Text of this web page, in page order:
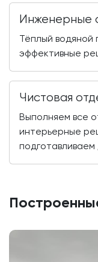
Инженерные
Тёплый
эффективные
Чистовая
Выполняем все
интерьерные